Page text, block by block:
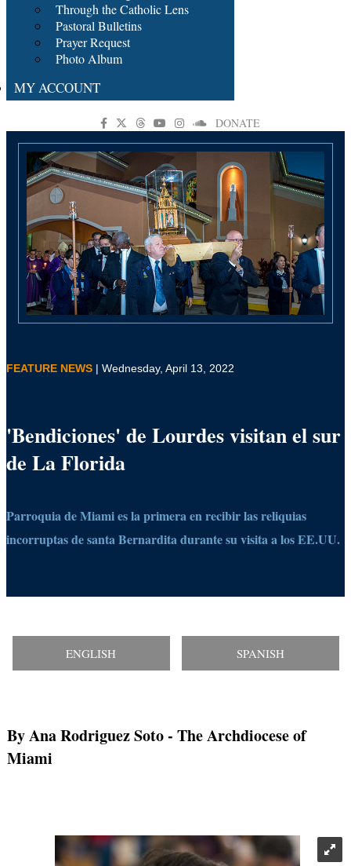
Through the Catholic Lens
Pastoral Bulletins
Prayer Request
Photo Album
MY ACCOUNT
DONATE
FEATURE NEWS | Wednesday, April 13, 2022
'Bendiciones' de Lourdes visitan el sur
de La Florida
Parroquia de Miami es la primera en recibir las reliquias
incorruptas de santa Bernardita durante su visita a los EE.UU.
ENGLISH SPANISH
By Ana Rodriguez Soto- The Archdiocese of
Miami